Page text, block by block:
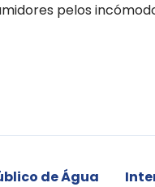
pelos
de Água